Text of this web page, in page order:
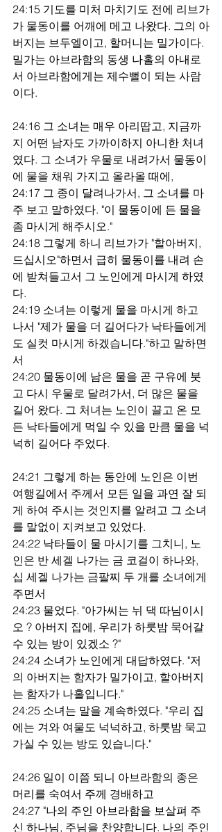
24:15 기도를 미처 마치기도 전에 리브가
가 물동이를 어깨에 메고 나왔다. 그의 아
버지는 브두엘이고, 할머니는 밀가이다.
밀가는 아브라함의 동생 나홀의 아내로
서 아브라함에게는 제수뻘이 되는 사람
이다.
24:16 그 소녀는 매우 아리땁고, 지금까
지 어떤 남자도 가까이하지 아니한 처녀
였다. 그 소녀가 우물로 내려가서 물동이
에 물을 채워 가지고 올라올 때에,
24:17 그 종이 달려나가서, 그 소녀를 마
주 보고 말하였다. "이 물동이에 든 물을
좀 마시게 해주시오."
24:18 그렇게 하니 리브가가 "할아버지,
드십시오"하면서 급히 물동이를 내려 손
에 받쳐들고서 그 노인에게 마시게 하였
다.
24:19 소녀는 이렇게 물을 마시게 하고
나서 "제가 물을 더 길어다가 낙타들에게
도 실컷 마시게 하겠습니다."하고 말하면
서
24:20 물동이에 남은 물을 곧 구유에 붓
고 다시 우물로 달려가서, 더 많은 물을
길어 왔다. 그 처녀는 노인이 끌고 온 모
든 낙타들에게 먹일 수 있을 만큼 물을 넉
넉히 길어다 주었다.
24:21 그렇게 하는 동안에 노인은 이번
여행길에서 주께서 모든 일을 과연 잘 되
게 하여 주시는 것인지를 알려고 그 소녀
를 말없이 지켜보고 있었다.
24:22 낙타들이 물 마시기를 그치니, 노
인은 반 세겔 나가는 금 코걸이 하나와,
십 세겔 나가는 금팔찌 두 개를 소녀에게
주면서
24:23 물었다. "아가씨는 뉘 댁 따님이시
오 ? 아버지 집에, 우리가 하룻밤 묵어갈
수 있는 방이 있겠소 ?"
24:24 소녀가 노인에게 대답하였다. "저
의 아버지는 함자가 밀가이고, 할아버지
는 함자가 나홀입니다."
24:25 소녀는 말을 계속하였다. "우리 집
에는 겨와 여물도 넉넉하고, 하룻밤 묵고
가실 수 있는 방도 있습니다."
24:26 일이 이쯤 되니 아브라함의 종은
머리를 숙여서 주께 경배하고
24:27 "나의 주인 아브라함을 보살펴 주
신 하나님, 주님을 찬양합니다. 나의 주인